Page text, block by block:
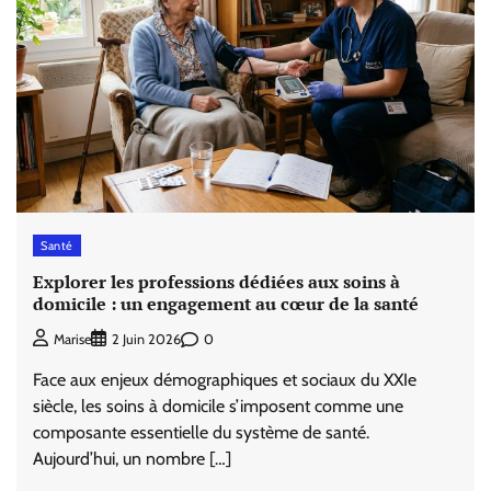
Santé
Explorer les professions dédiées aux soins à
domicile : un engagement au cœur de la santé
Marise 2 Juin 2026 0
Face aux enjeux démographiques et sociaux du XXIe
siècle, les soins à domicile s’imposent comme une
composante essentielle du système de santé.
Aujourd’hui, un nombre […]